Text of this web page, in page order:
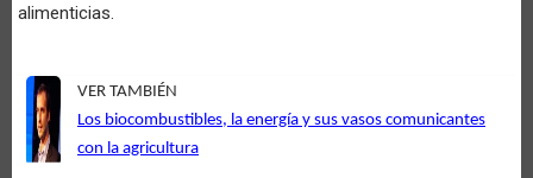
alimenticias.
VER TAMBIÉN
Los biocombustibles, la energía y sus vasos comunicantes
con la agricultura